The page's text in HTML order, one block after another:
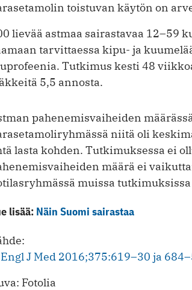
toistuvan käytön on
lievää astmaa sairastavaa 12–59
tarvittaessa kipu- ja
Tutkimus kesti 48
5,5 annosta.
pahenemisvaiheiden
niitä oli
lasta kohden. Tutkimuksessa ei
määrä ei
muissa tutkimuksissa
lisää: Näin Suomi sairastaa
J Med 2016;375:619–30 ja
Fotolia